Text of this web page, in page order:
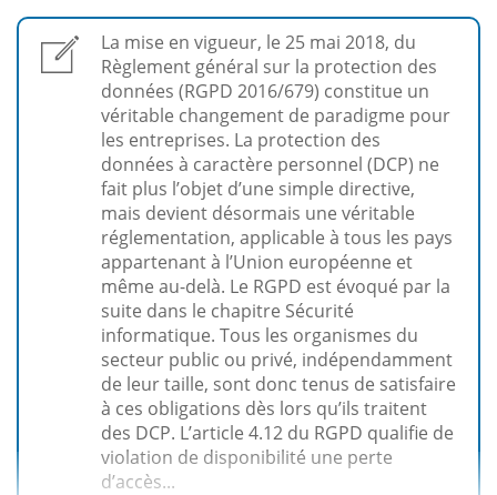
La mise en vigueur, le 25 mai 2018, du
Règlement général sur la protection des
données (RGPD 2016/679) constitue un
véritable changement de paradigme pour
les entreprises. La protection des
données à caractère personnel (DCP) ne
fait plus l’objet d’une simple directive,
mais devient désormais une véritable
réglementation, applicable à tous les pays
appartenant à l’Union européenne et
même au-delà. Le RGPD est évoqué par la
suite dans le chapitre Sécurité
informatique. Tous les organismes du
secteur public ou privé, indépendamment
de leur taille, sont donc tenus de satisfaire
à ces obligations dès lors qu’ils traitent
des DCP. L’article 4.12 du RGPD qualifie de
violation de disponibilité une perte
d’accès...